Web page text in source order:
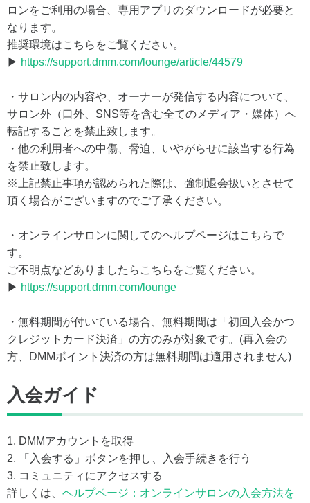
ロンをご利用の場合、専用アプリのダウンロードが必要と
なります。
推奨環境はこちらをご覧ください。
▶ https://support.dmm.com/lounge/article/44579
・サロン内の内容や、オーナーが発信する内容について、
サロン外（口外、SNS等を含む全てのメディア・媒体）へ
転記することを禁止致します。
・他の利用者への中傷、脅迫、いやがらせに該当する行為
を禁止致します。
※上記禁止事項が認められた際は、強制退会扱いとさせて
頂く場合がございますのでご了承ください。
・オンラインサロンに関してのヘルプページはこちらで
す。
ご不明点などありましたらこちらをご覧ください。
▶ https://support.dmm.com/lounge
・無料期間が付いている場合、無料期間は「初回入会かつ
クレジットカード決済」の方のみが対象です。(再入会の
方、DMMポイント決済の方は無料期間は適用されません)
入会ガイド
1. DMMアカウントを取得
2. 「入会する」ボタンを押し、入会手続きを行う
3. コミュニティにアクセスする
詳しくは、 ヘルプページ：オンラインサロンの入会方法を